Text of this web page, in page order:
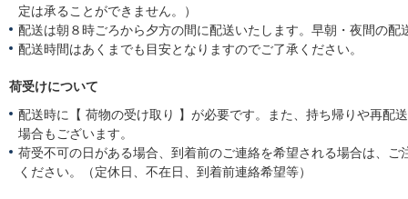
定は承ることができません。）
配送は朝８時ごろから夕方の間に配送いたします。早朝・夜間の配
配送時間はあくまでも目安となりますのでご了承ください。
荷受けについて
配送時に【 荷物の受け取り 】が必要です。また、持ち帰りや再配
場合もございます。
荷受不可の日がある場合、到着前のご連絡を希望される場合は、ご
ください。（定休日、不在日、到着前連絡希望等）